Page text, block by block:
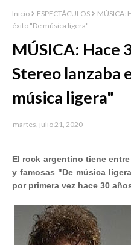
Inicio ESPECTÁCULOS
MÚSICA:
éxito "De música ligera"
MÚSICA: Hace
Stereo lanzaba
música ligera"
martes, julio 21, 2020
El rock argentino tiene
y famosas "De música
por primera vez hace 30